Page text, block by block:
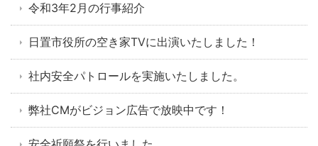
令和3年2月の行事紹介
日置市役所の空き家TVに出演いたしました！
社内安全パトロールを実施いたしました。
弊社CMがビジョン広告で放映中です！